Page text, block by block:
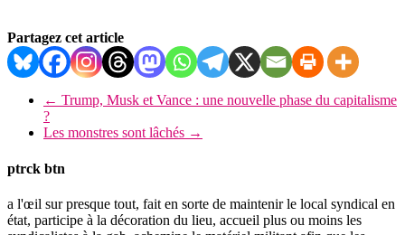
Partagez cet article
← Trump, Musk et Vance : une nouvelle phase du capitalisme
?
Les monstres sont lâchés →
ptrck btn
a l'œil sur presque tout, fait en sorte de maintenir le local syndical en
état, participe à la décoration du lieu, accueil plus ou moins les